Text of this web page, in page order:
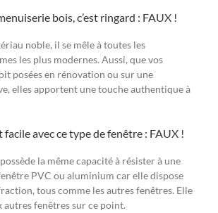
bois, c’est ringard : FAUX !
noble, il se mêle à toutes les
les plus modernes. Aussi, que vos
posées en rénovation ou sur une
elles apportent une touche authentique à
facile avec ce type de fenêtre : FAUX !
la même capacité à résister à une
PVC ou aluminium car elle dispose
tous comme les autres fenêtres. Elle
autres fenêtres sur ce point.